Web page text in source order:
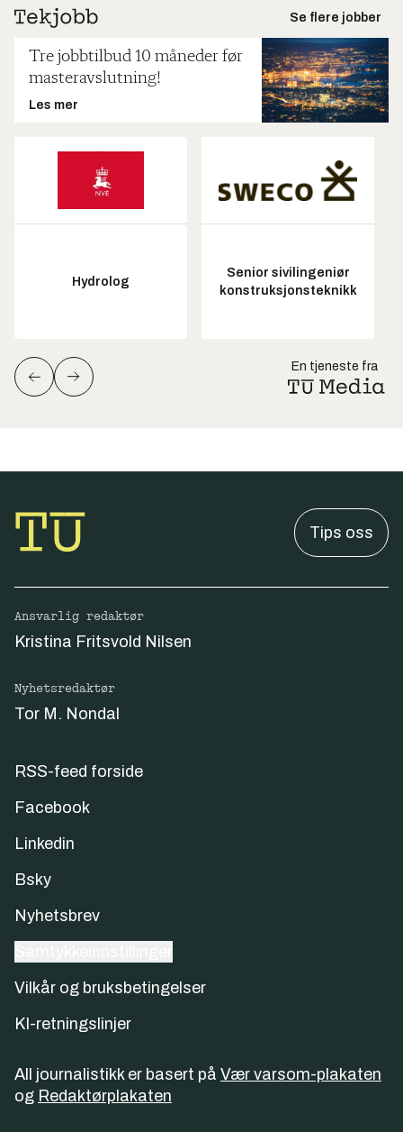
Se flere jobber
Tre jobbtilbud 10 måneder før
masteravslutning!
Les mer
Hydrolog
Senior sivilingeniør
konstruksjonsteknikk
En tjeneste fra
Tips oss
Ansvarlig redaktør
Kristina Fritsvold Nilsen
Nyhetsredaktør
Tor M. Nondal
RSS-feed forside
Facebook
Linkedin
Bsky
Nyhetsbrev
Vilkår og bruksbetingelser
KI-retningslinjer
All journalistikk er basert på Vær varsom-plakaten
og Redaktørplakaten